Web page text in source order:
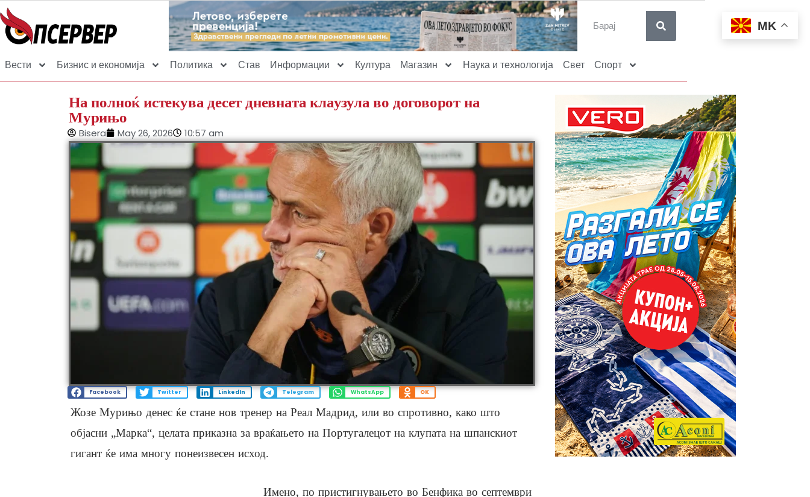
Вести Бизнис и економија Политика Став Информации Култура Магазин Наука и технологија Свет Спорт
На полноќ истекува десет дневната клаузула во договорот на
Мурињо
Bisera May 26, 2026 10:57 am
Facebook Twitter LinkedIn Telegram WhatsApp OK
Жозе Мурињо денес ќе стане нов тренер на Реал Мадрид, или во спротивно, како што
објасни „Марка“, целата приказна за враќањето на Португалецот на клупата на шпанскиот
гигант ќе има многу понеизвесен исход.
Имено, по пристигнувањето во Бенфика во септември
MK